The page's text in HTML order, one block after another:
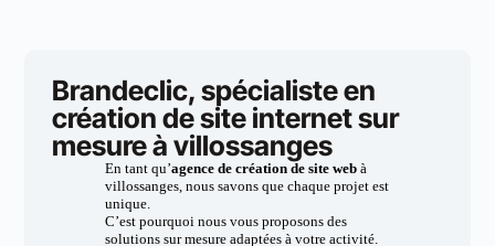
Brandeclic, spécialiste en
création de site internet sur
mesure à villossanges
En tant qu’agence de création de site webà
villossanges, nous savons que chaque projet est
unique.
C’est pourquoi nous vous proposons des
solutions sur mesure adaptées à votre activité.